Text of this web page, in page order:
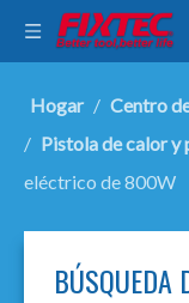
Hogar / Centro
/ Pistola de calor y
eléctrico de 800W
BÚSQUEDA